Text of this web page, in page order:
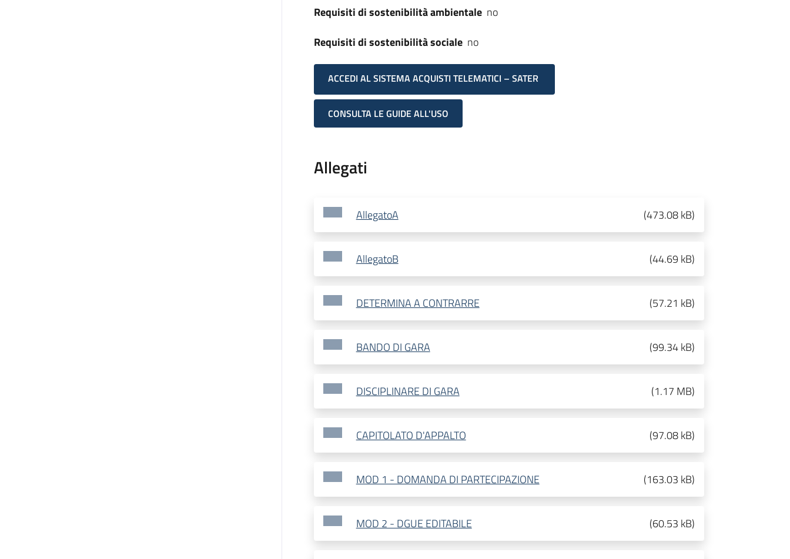
Requisiti di sostenibilità ambientale no
Requisiti di sostenibilità sociale no
ACCEDI AL SISTEMA ACQUISTI TELEMATICI – SATER
CONSULTA LE GUIDE ALL'USO
Allegati
AllegatoA (473.08 kB)
AllegatoB (44.69 kB)
DETERMINA A CONTRARRE (57.21 kB)
BANDO DI GARA (99.34 kB)
DISCIPLINARE DI GARA (1.17 MB)
CAPITOLATO D'APPALTO (97.08 kB)
MOD 1 - DOMANDA DI PARTECIPAZIONE (163.03 kB)
MOD 2 - DGUE EDITABILE (60.53 kB)